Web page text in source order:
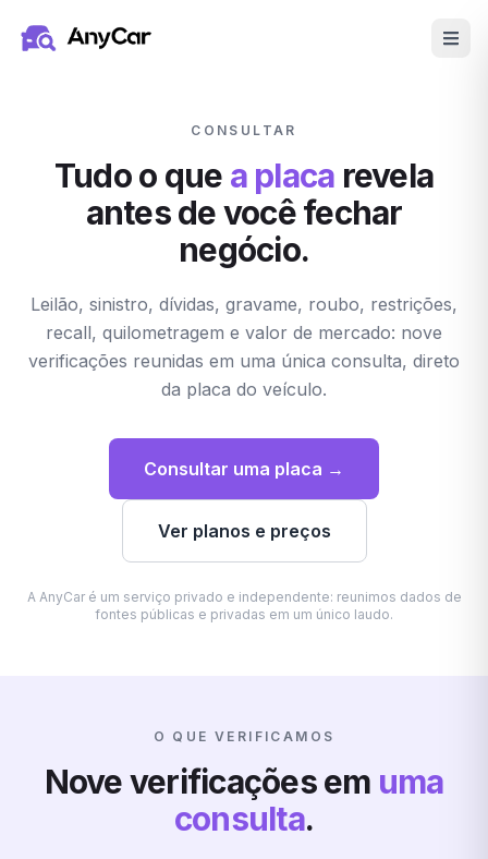
CONSULTAR
Tudo o que a placa revela
antes de você fechar
negócio.
Leilão, sinistro, dívidas, gravame, roubo, restrições,
recall, quilometragem e valor de mercado: nove
verificações reunidas em uma única consulta, direto
da placa do veículo.
Consultar uma placa →
Ver planos e preços
A AnyCar é um serviço privado e independente: reunimos dados de
fontes públicas e privadas em um único laudo.
O QUE VERIFICAMOS
Nove verificações em uma
consulta.